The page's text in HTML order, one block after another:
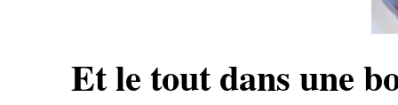
Et le tout dans une